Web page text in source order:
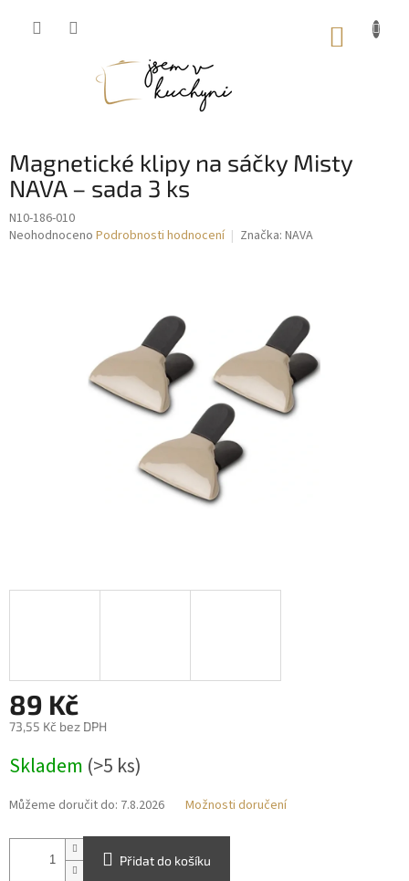
Magnetické klipy na sáčky Misty
NAVA – sada 3 ks
N10-186-010
Průměrné
Neohodnoceno Podrobnosti hodnocení Značka: NAVA
89 Kč
73,55 Kč bez DPH
cena:
Skladem (>5 ks)
Můžeme doručit do: 7.8.2026 Možnosti doručení
Přidat do košíku